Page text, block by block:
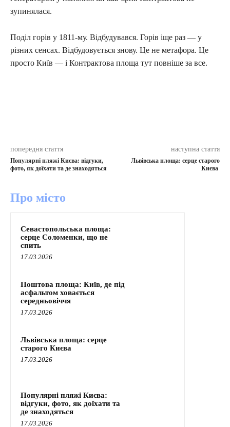
зупинялася.
Поділ горів у 1811-му. Відбудувався. Горів іще раз — у
різних сенсах. Відбудовується знову. Це не метафора. Це
просто Київ — і Контрактова площа тут повніше за все.
попередня стаття
Популярні пляжі Києва: відгуки,
фото, як доїхати та де знаходяться
наступна стаття
Львівська площа: серце старого
Києва
Про місто
Севастопольська площа:
серце Соломенки, що не
спить
17.03.2026
Поштова площа: Київ, де під
асфальтом ховається
середньовіччя
17.03.2026
Львівська площа: серце
старого Києва
17.03.2026
Популярні пляжі Києва:
відгуки, фото, як доїхати та
де знаходяться
17.03.2026